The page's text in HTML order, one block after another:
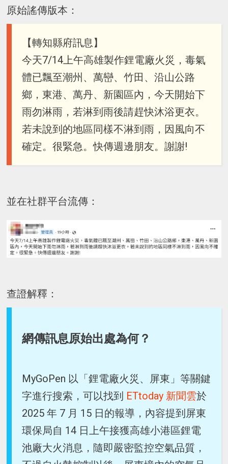
原始謠傳版本：
【轉知縣府訊息】
今天7/14上午高雄製作鋰電廠火災，毒氣
體已飄至潮州、萬巒、竹田、沿山公路
鄉，東港、萬丹、新園區內，今天開始下
雨勿淋雨，若淋到雨後請趕快沐浴更衣。
若未說到的地區同樣不淋到雨，因風向不
確定。很緊急。快傳週邊朋友。謝謝!
並在社群平台流傳：
查證解釋：
網傳訊息原始出處為何？
MyGoPen 以「鋰電廠火災、屏東」等關鍵
字進行搜索，可以找到 ETtoday 新聞雲於
2025 年 7 月 15 日的報導，內容提到屏東
環保局自 14 日上午接獲高雄小港區鋰電
池廠大火消息，隨即嚴密監控空氣品質，